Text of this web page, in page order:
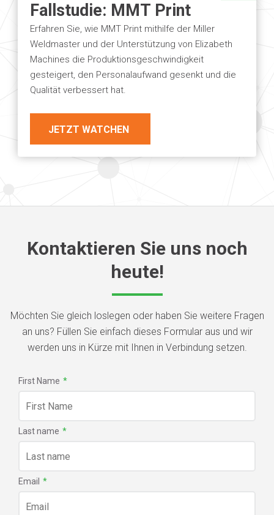
Fallstudie: MMT Print
Erfahren Sie, wie MMT Print mithilfe der Miller
Weldmaster und der Unterstützung von Elizabeth
Machines die Produktionsgeschwindigkeit
gesteigert, den Personalaufwand gesenkt und die
Qualität verbessert hat.
JETZT WATCHEN
Kontaktieren Sie uns noch
heute!
Möchten Sie gleich loslegen oder haben Sie weitere Fragen
an uns? Füllen Sie einfach dieses Formular aus und wir
werden uns in Kürze mit Ihnen in Verbindung setzen.
First Name *
Last name *
Email *